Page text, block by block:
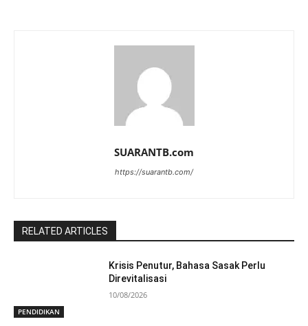
SUARANTB.com
https://suarantb.com/
RELATED ARTICLES
PENDIDIKAN
Krisis Penutur, Bahasa Sasak Perlu
Direvitalisasi
10/08/2026